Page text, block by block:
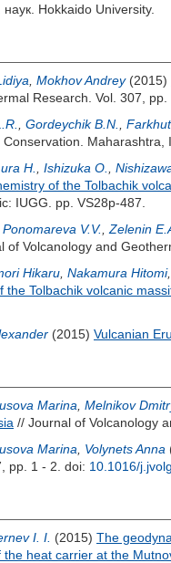
Hokkaido University.
Mokhov Andrey(2015)
Research. Vol. 307, pp.
Gordeychik B.N.
H. Ishizuka O.
of the Tolbachik
IUGG. pp. VS28p-487.
Ponomareva V.V. Zelenin
of Volcanology and
Hikaru Nakamura Hitomi,
Tolbachik volcanic
(2015) Vulcanian
Marina Melnikov
// Journal of Volcanology
Marina Volynets Anna
pp. 1 - 2. doi: 10.1016/
I. I. (2015) The
heat carrier at the